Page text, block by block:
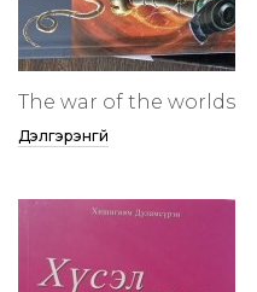
The war of the worlds
Дэлгэрэнгүй